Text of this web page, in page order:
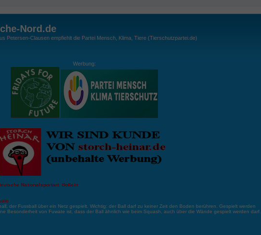
Nord.de
Petersen-Clausen empfiehlt die Partei Mensch, Klima, Tiere (Tierschutzpartei.de)
Werbung:
Nationalsportart: Boßeln:
der Fussball über ein Netz gespielt. Wichtig: der Ball darf zu keiner Zeit den Boden berühren. Gespielt werden
Besonderheit von Fuwate ist, dass der Ball ähnlich wie beim Squash, auch über die Wände gespielt werden darf.